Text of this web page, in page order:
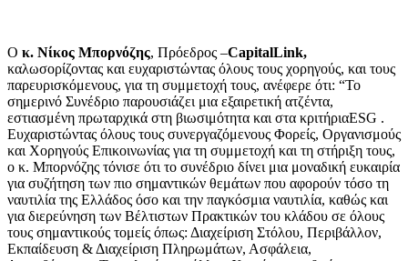
Ο κ. Νίκος Μπορνόζης, Πρόεδρος –CapitalLink,
καλωσορίζοντας και ευχαριστώντας όλους τους χορηγούς, και τους
παρευρισκόμενους, για τη συμμετοχή τους, ανέφερε ότι: “Το
σημερινό Συνέδριο παρουσιάζει μια εξαιρετική ατζέντα,
εστιασμένη πρωταρχικά στη βιωσιμότητα και στα κριτήριαESG .
Ευχαριστώντας όλους τους συνεργαζόμενους Φορείς, Οργανισμούς
και Χορηγούς Επικοινωνίας για τη συμμετοχή και τη στήριξη τους,
ο κ. Μπορνόζης τόνισε ότι το συνέδριο δίνει μια μοναδική ευκαιρία
για συζήτηση των πιο σημαντικών θεμάτων που αφορούν τόσο τη
ναυτιλία της Ελλάδος όσο και την παγκόσμια ναυτιλία, καθώς και
για διερεύνηση των Βέλτιστων Πρακτικών του κλάδου σε όλους
τους σημαντικούς τομείς όπως: Διαχείριση Στόλου, Περιβάλλον,
Εκπαίδευση & Διαχείριση Πληρωμάτων, Ασφάλεια,